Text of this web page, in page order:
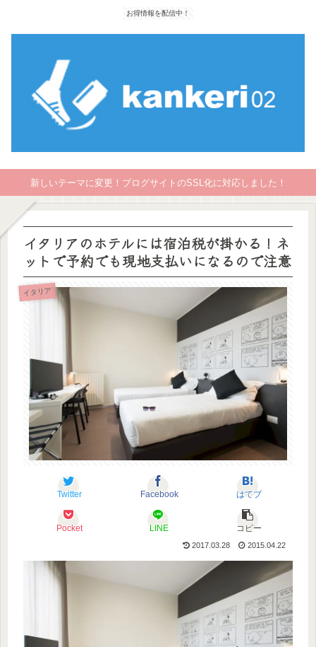
お得情報を配信中！
新しいテーマに変更！ブログサイトのSSL化に対応しました！
イタリアのホテルには宿泊税が掛かる！ネ
ットで予約でも現地支払いになるので注意
イタリア
Twitter Facebook はてブ
Pocket LINE コピー
2017.03.28 2015.04.22